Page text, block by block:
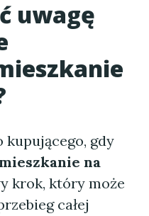
uwagę
gdy
na
krok, który może
całej